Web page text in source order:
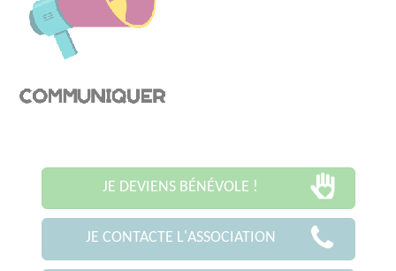
JE DEVIENS BÉNÉVOLE !
JE CONTACTE L'ASSOCIATION